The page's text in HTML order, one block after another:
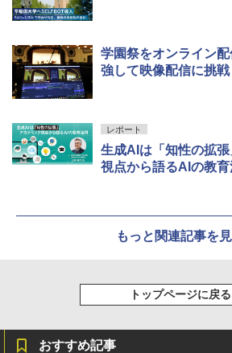
学園祭をオンライン
強して映像配信に挑戦
レポート
生成AIは「知性の拡
視点から語るAIの教育
もっと関連記事を
トップページに戻る
おすすめ記事